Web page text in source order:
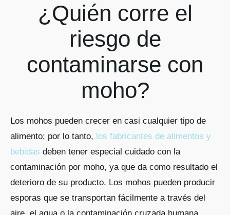
¿Quién corre el
riesgo de
contaminarse con
moho?
Los mohos pueden crecer en casi cualquier tipo de
alimento; por lo tanto, los fabricantes de alimentos y
bebidas deben tener especial cuidado con la
contaminación por moho, ya que da como resultado el
deterioro de su producto. Los mohos pueden producir
esporas que se transportan fácilmente a través del